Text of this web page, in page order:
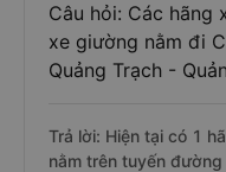
Câu hỏi: Các hãng
xe giường nằm đi
Quảng Trạch -
Trả lời: Hiện tại có 1
nằm trên tuyến